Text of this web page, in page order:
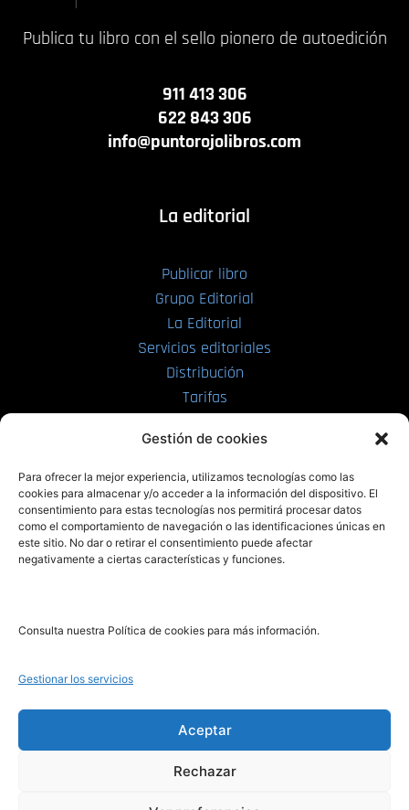
Gestión de cookies
Para ofrecer la mejor experiencia, utilizamos tecnologías como las
cookies para almacenar y/o acceder a la información del dispositivo. El
consentimiento para estas tecnologías nos permitirá procesar datos
como el comportamiento de navegación o las identificaciones únicas en
este sitio. No dar o retirar el consentimiento puede afectar
negativamente a ciertas características y funciones.
Consulta nuestra Política de cookies para más información.
Gestionar los servicios
Aceptar
Rechazar
Publica tu libro con el sello pionero de autoedición
911 413 306
622 843 306
info@puntorojolibros.com
La editorial
Publicar libro
Grupo Editorial
La Editorial
Servicios editoriales
Distribución
Tarifas
PRL | Films
PRL | Play
PRL | LAB
Noticias
Legal
Aviso Legal
Política de Cookies